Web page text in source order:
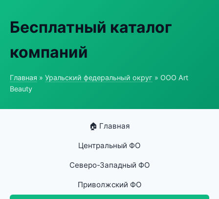
Бесплатный каталог
компаний
Главная » Уральский федеральный округ » ООО Art
Beauty
🏠 Главная
Центральный ФО
Северо-Западный ФО
Приволжский ФО